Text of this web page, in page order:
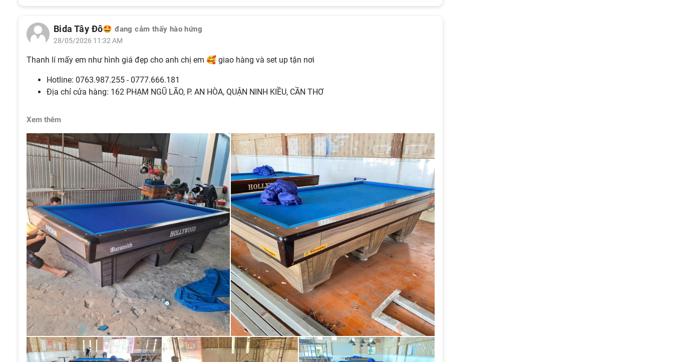
Bida Tây Đô🤩 đang cảm thấy hào hứng
28/05/2026 11:32 AM
Thanh lí mấy em như hình giá đẹp cho anh chị em 🥰 giao hàng và set up tận nơi
Hotline: 0763.987.255 - 0777.666.181
Địa chỉ cửa hàng: 162 PHẠM NGŨ LÃO, P. AN HÒA, QUẬN NINH KIỀU, CẦN THƠ
Xem thêm